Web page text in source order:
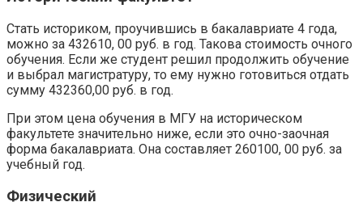
Стать историком, проучившись в бакалавриате 4 года,
можно за 432610, 00 руб. в год. Такова стоимость очного
обучения. Если же студент решил продолжить обучение
и выбрал магистратуру, то ему нужно готовиться отдать
сумму 432360,00 руб. в год.
При этом цена обучения в МГУ на историческом
факультете значительно ниже, если это очно-заочная
форма бакалавриата. Она составляет 260100, 00 руб. за
учебный год.
Физический